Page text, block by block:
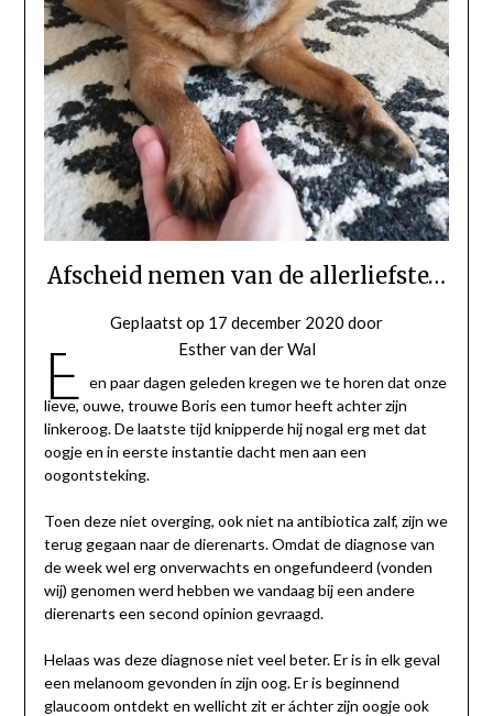
Afscheid nemen van de allerliefste…
Geplaatst op 17 december 2020 door
Esther van der Wal
E en paar dagen geleden kregen we te horen dat onze
lieve, ouwe, trouwe Boris een tumor heeft achter zijn
linkeroog. De laatste tijd knipperde hij nogal erg met dat
oogje en in eerste instantie dacht men aan een
oogontsteking.
Toen deze niet overging, ook niet na antibiotica zalf, zijn we
terug gegaan naar de dierenarts. Omdat de diagnose van
de week wel erg onverwachts en ongefundeerd (vonden
wij) genomen werd hebben we vandaag bij een andere
dierenarts een second opinion gevraagd.
Helaas was deze diagnose niet veel beter. Er is in elk geval
een melanoom gevonden ín zijn oog. Er is beginnend
glaucoom ontdekt en wellicht zit er áchter zijn oogje ook